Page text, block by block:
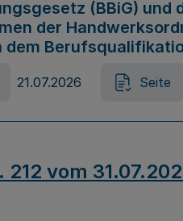
(BBiG) und
der
dem
21.07.2026 Seite
vom